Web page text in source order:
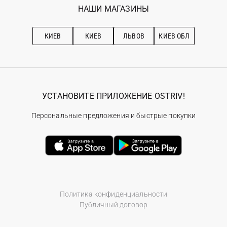
Ostriv Club+
Наши магазини
Рекомендации по уходу
НАШИ МАГАЗИНЫ
КИЕВ КИЕВ ЛЬВОВ КИЕВ ОБЛ
Политика конфиденциальности
Публичный договор
УСТАНОВИТЕ ПРИЛОЖЕНИЕ OSTRIV!
Персональные предложения и быстрые покупки